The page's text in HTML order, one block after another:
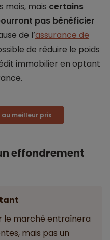
mois, mais certains
pas bénéficier
de l’assurance de
de réduire le poids
immobilier en optant
au meilleur prix
effondrement
le marché entraînera
mais pas un